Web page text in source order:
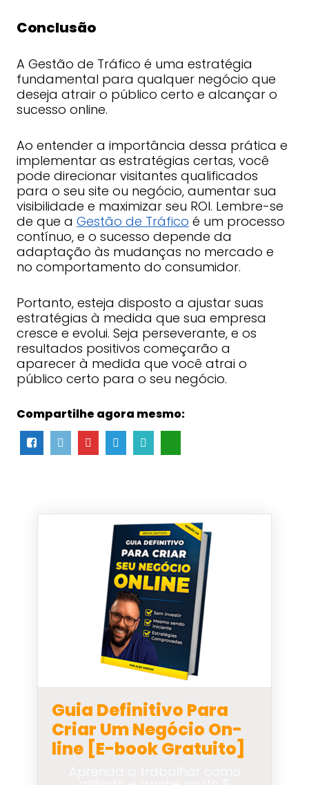
Conclusão
A Gestão de Tráfico é uma estratégia
fundamental para qualquer negócio que
deseja atrair o público certo e alcançar o
sucesso online.
Ao entender a importância dessa prática e
implementar as estratégias certas, você
pode direcionar visitantes qualificados
para o seu site ou negócio, aumentar sua
visibilidade e maximizar seu ROI. Lembre-se
de que a Gestão de Tráfico é um processo
contínuo, e o sucesso depende da
adaptação às mudanças no mercado e
no comportamento do consumidor.
Portanto, esteja disposto a ajustar suas
estratégias à medida que sua empresa
cresce e evolui. Seja perseverante, e os
resultados positivos começarão a
aparecer à medida que você atrai o
público certo para o seu negócio.
Compartilhe agora mesmo:
Guia Definitivo Para
Criar Um Negócio On-
line [E-book Gratuito]